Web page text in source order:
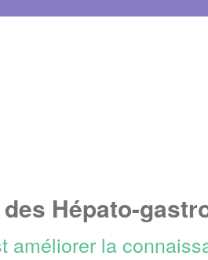
Hépato-
améliorer la